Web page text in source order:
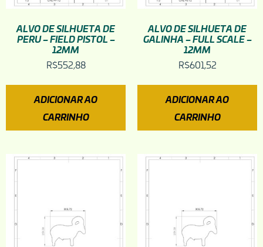
ALVO DE SILHUETA DE
PERU – FIELD PISTOL –
12MM
R$552,88
ADICIONAR AO
CARRINHO
ALVO DE SILHUETA DE
GALINHA – FULL SCALE –
12MM
R$601,52
ADICIONAR AO
CARRINHO